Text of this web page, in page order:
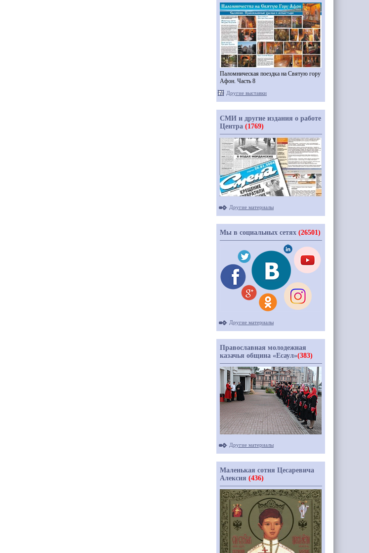
Паломническая поездка на Святую гору
Афон. Часть 8
Другие выставки
СМИ и другие издания о работе
Центра (1769)
Другие материалы
Мы в социальных сетях (26501)
Другие материалы
Православная молодежная
казачья община «Есаул»(383)
Другие материалы
Маленькая сотня Цесаревича
Алексия (436)